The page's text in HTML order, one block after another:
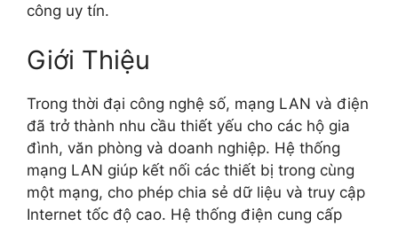
công uy tín.
Giới Thiệu
Trong thời đại công nghệ số, mạng LAN và điện
đã trở thành nhu cầu thiết yếu cho các hộ gia
đình, văn phòng và doanh nghiệp. Hệ thống
mạng LAN giúp kết nối các thiết bị trong cùng
một mạng, cho phép chia sẻ dữ liệu và truy cập
Internet tốc độ cao. Hệ thống điện cung cấp